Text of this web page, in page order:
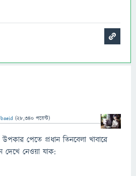
(28,340 পয়েন্ট)
পেতে প্রধান তিনবেলা খাবারে
নেওয়া যাক: